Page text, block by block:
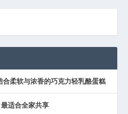
柔软与浓香的巧克力轻乳酪蛋糕
适合全家共享